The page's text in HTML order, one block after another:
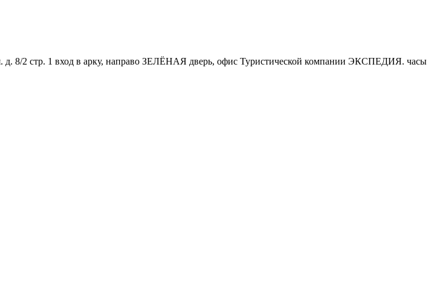
д. 8/2 стр. 1 вход в арку, направо ЗЕЛЁНАЯ дверь, офис Туристической компании ЭКСПЕДИЯ. часы